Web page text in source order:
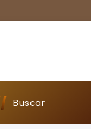
Buscar